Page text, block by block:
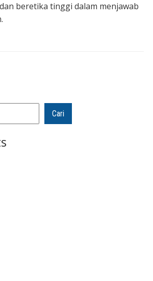
Cari
beretika tinggi dalam menjawab